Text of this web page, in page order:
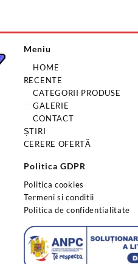
Meniu
HOME
RECENTE
CATEGORII PRODUSE
GALERIE
CONTACT
ȘTIRI
CERERE OFERTĂ
Politica GDPR
Politica cookies
Termeni si conditii
Politica de confidentialitate